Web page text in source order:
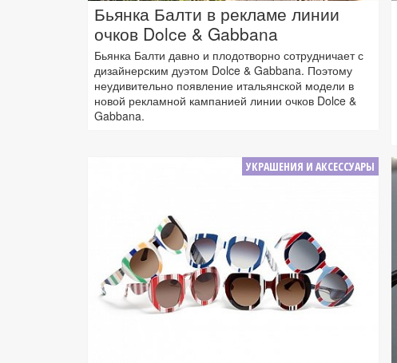
Бьянка Балти в рекламе линии
очков Dolce & Gabbana
Бьянка Балти давно и плодотворно сотрудничает с
дизайнерским дуэтом Dolce & Gabbana. Поэтому
неудивительно появление итальянской модели в
новой рекламной кампанией линии очков Dolce &
Gabbana.
УКРАШЕНИЯ И АКСЕССУАРЫ